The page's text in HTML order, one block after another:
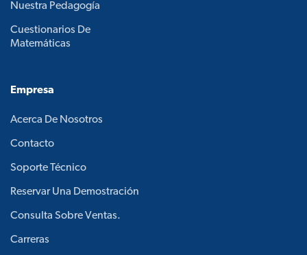
Nuestra Pedagogía
Cuestionarios De
Matemáticas
Empresa
Acerca De Nosotros
Contacto
Soporte Técnico
Reservar Una Demostración
Consulta Sobre Ventas.
Carreras